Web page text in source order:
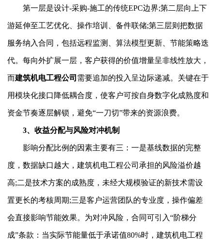
第一层是设计-采购-施工的传统EPC边界;第二层向上下
游延伸至工艺优化、操作培训、备件联储;第三层则把数据
服务纳入合同，包括远程监测、算法模型更新、节能策略迭
代。每向外扩展一层，客户获得的价值增量呈非线性放大，
而建筑机电工程公司 需要追加的投入呈边际递减。关键在于
用模块化接口降低耦合度，使客户可按自身数字化成熟度和
资金节奏逐层解锁，避免“一刀切”带来的资源浪费。
3、收益分配与风险对冲机制
影响分配比例的因素主要有三：一是基线数据的完整
度，数据缺口越大，建筑机电工程公司承担的风险溢价越
高;二是技术方案的成熟度，未经大规模验证的新技术需设
置更长的考核周期;三是客户运营团队的专业度，操作偏差
会直接影响节能效果。为对冲风险，合同可引入“阶梯分
成”条款：当实际节能量低于承诺值80%时，建筑机电工程